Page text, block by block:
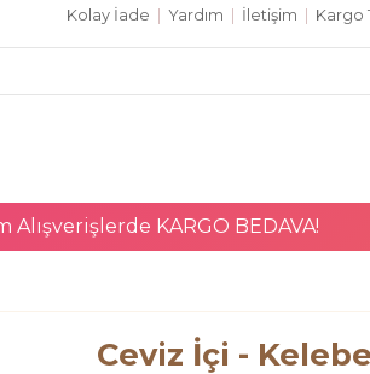
Kolay İade Yardım İletişim Kargo
Alışverişlerde KARGO BEDAVA!
Ceviz İçi -